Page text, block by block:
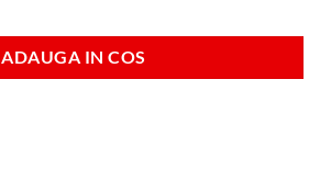
ADAUGA IN COS